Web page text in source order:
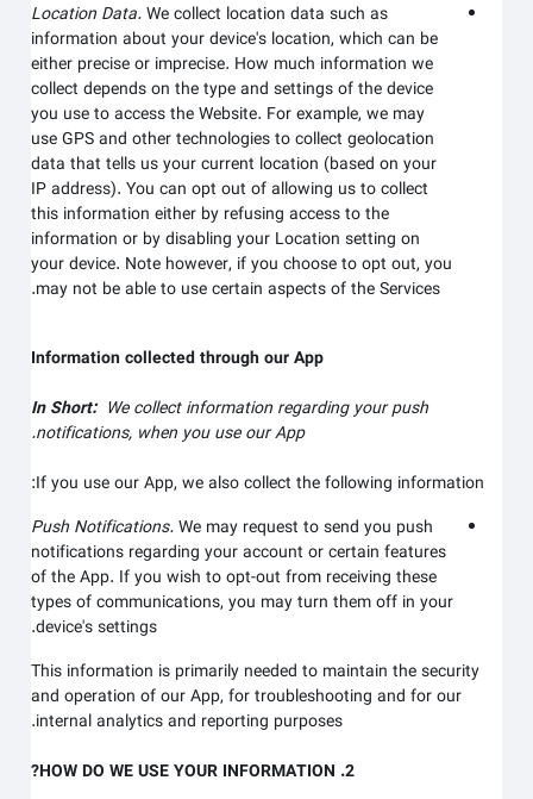
Location Data.We collect location data such as
information about your device's location, which can be
either precise or imprecise. How much information we
collect depends on the type and settings of the device
you use to access theWebsite. For example, we may
use GPS and other technologies to collect geolocation
data that tells us your current location (based on your
IP address). You can opt out of allowing us to collect
this information either by refusing access to the
information or by disabling your Location setting on
your device. Note however, if you choose to opt out, you
may not be able to use certain aspects of the Services.
Information collected through our App
In Short:We collect information regarding yourpush
notifications,when you use our App.
If you use our App, we also collect the following information:
Push Notifications.We may request to send you push
notifications regarding your account or certain features
of the App. If you wish to opt-out from receiving these
types of communications, you may turn them off in your
device's settings.
This information is primarily needed to maintain the security
and operation of our App, for troubleshooting and for our
internal analytics and reporting purposes.